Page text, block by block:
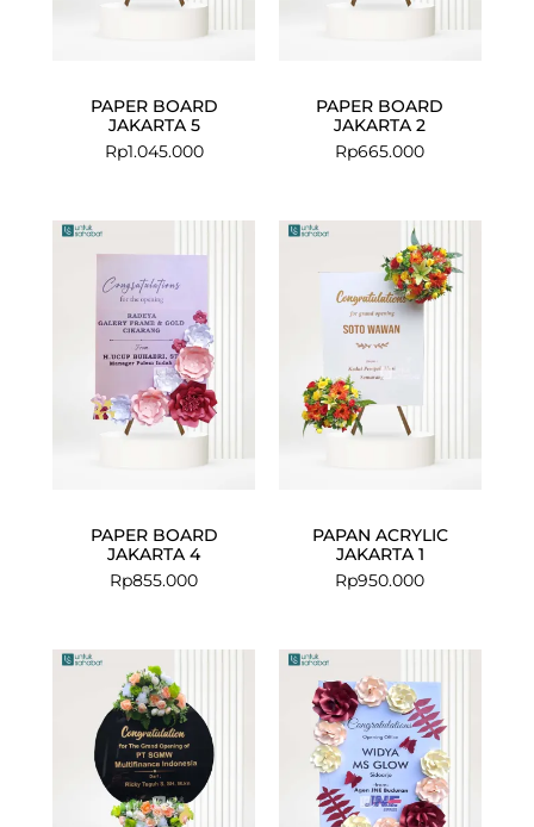
PAPER BOARD
JAKARTA 5
Rp1.045.000
PAPER BOARD
JAKARTA 2
Rp665.000
PAPER BOARD
JAKARTA 4
Rp855.000
PAPAN ACRYLIC
JAKARTA 1
Rp950.000